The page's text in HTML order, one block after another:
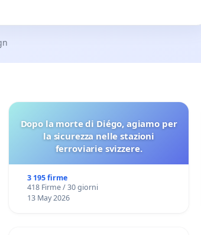
Dopo la morte di Diégo, agiamo per
la sicurezza nelle stazioni
ferroviarie svizzere.
3 195 firme
418 Firme / 30 giorni
13 May 2026